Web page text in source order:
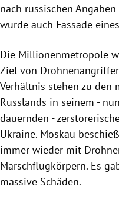
nach russischen
wurde auch Fassade
Die Millionenmetropole
Ziel von
Verhältnis stehen zu den
Russlands in seinem -
dauernden -
Ukraine. Moskau
immer wieder mit
Marschflugkörpern. Es
massive Schäden.